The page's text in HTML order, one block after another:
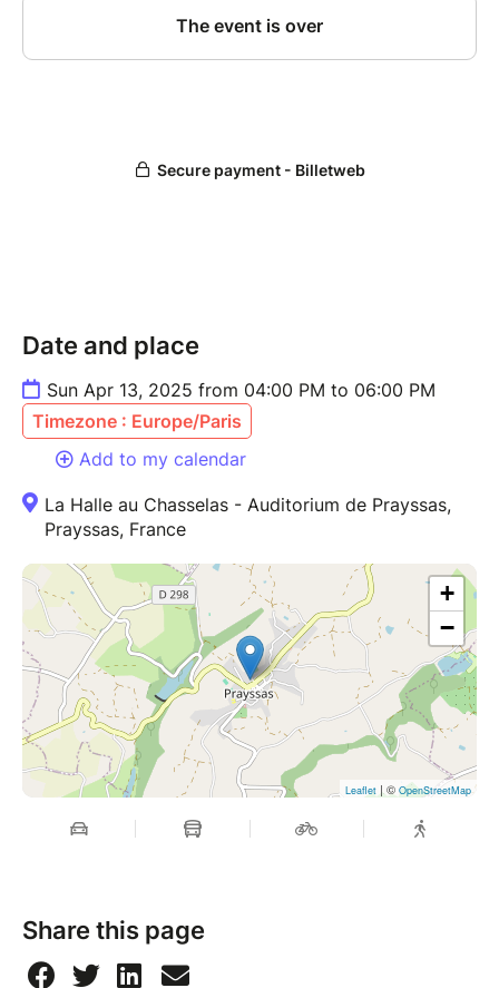
Date and place
Sun Apr 13, 2025 from 04:00 PM to 06:00 PM
Timezone : Europe/Paris
Add to my calendar
La Halle au Chasselas - Auditorium de Prayssas,
Prayssas, France
+
−
Leaflet | © OpenStreetMap
Share this page